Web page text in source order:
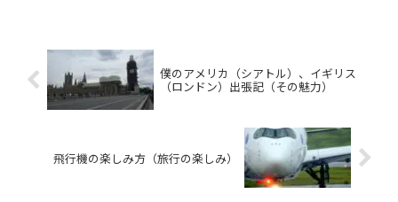
僕のアメリカ（シアトル）、イギリス
（ロンドン）出張記（その魅力）
飛行機の楽しみ方（旅行の楽しみ）